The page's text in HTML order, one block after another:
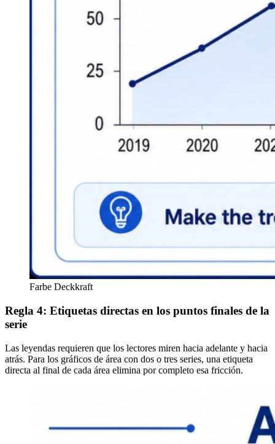
Farbe Deckkraft
Regla 4: Etiquetas directas en los puntos finales de la
serie
Las leyendas requieren que los lectores miren hacia adelante y hacia
atrás. Para los gráficos de área con dos o tres series, una etiqueta
directa al final de cada área elimina por completo esa fricción.